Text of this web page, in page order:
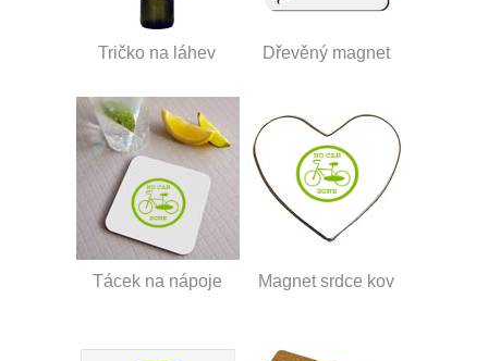
Tričko na láhev Dřevěný magnet
Tácek na nápoje Magnet srdce kov